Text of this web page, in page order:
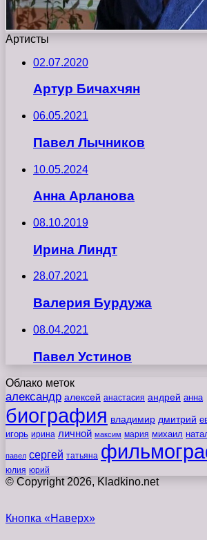
Артисты
02.07.2020
Артур Бичахчян
06.05.2021
Павел Лычников
10.05.2024
Анна Арланова
08.10.2019
Ирина Линдт
28.07.2021
Валерия Бурдужа
08.04.2021
Павел Устинов
Облако меток
александр алексей анастасия андрей анна
биография владимир дмитрий
игорь ирина личной максим мария михаил
павел сергей татьяна
юлия юрий
© Copyright 2026, Kladkino.net
Кнопка «Наверх»